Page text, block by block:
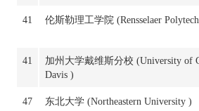
41 伦斯勒理工学院 (Rensselaer
41
加州大学戴维斯分校 (University of
Davis )
47 东北大学 (Northeastern University )